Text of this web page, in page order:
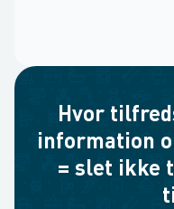
Hvor
information
= slet ikke